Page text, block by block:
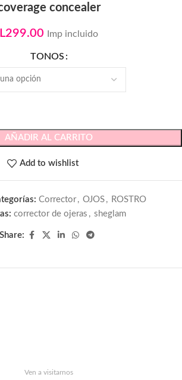
concealer
L299.00 Imp incluido
TONOS
AÑADIR AL CARRITO
Add to wishlist
Corrector , OJOS , ROSTRO
corrector de ojeras , sheglam
Share:
Ven a visitarnos